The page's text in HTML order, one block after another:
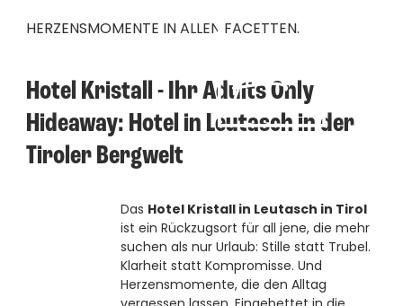
----
HERZENSMOMENTE IN ALLEN FACETTEN.
Hotel Kristall - Ihr Adults Only
Hideaway: Hotel in Leutasch in der
Tiroler Bergwelt
Das Hotel Kristall in Leutasch in Tirol
ist ein Rückzugsort für all jene, die mehr
suchen als nur Urlaub: Stille statt Trubel.
Klarheit statt Kompromisse. Und
Herzensmomente, die den Alltag